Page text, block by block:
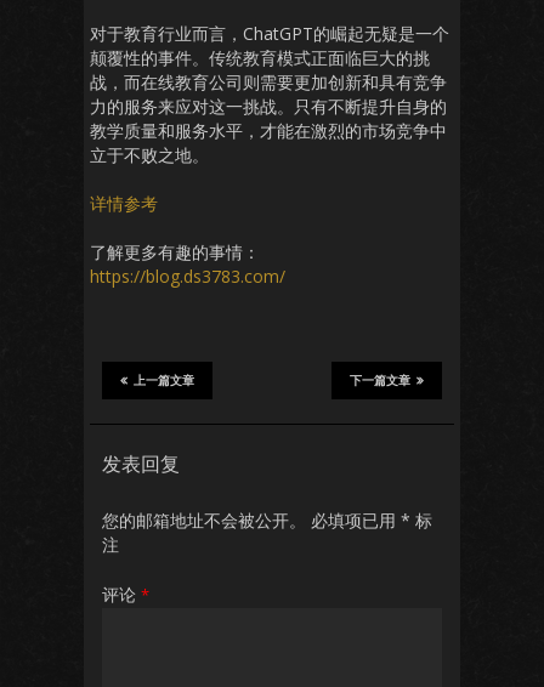
对于教育行业而言，ChatGPT的崛起无疑是一个
颠覆性的事件。传统教育模式正面临巨大的挑
战，而在线教育公司则需要更加创新和具有竞争
力的服务来应对这一挑战。只有不断提升自身的
教学质量和服务水平，才能在激烈的市场竞争中
立于不败之地。
详情参考
了解更多有趣的事情：
https://blog.ds3783.com/
下一篇文章
上一篇文章
发表回复
您的邮箱地址不会被公开。 必填项已用 * 标
注
评论 *